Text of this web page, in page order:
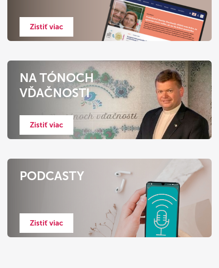
Zistiť viac
NA TÓNOCH
VĎAČNOSTI
Zistiť viac
PODCASTY
Zistiť viac